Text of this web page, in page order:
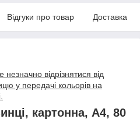
Відгуки про товар Доставка
відрізнятися від
у передачі кольорів на
картонна, А4, 80